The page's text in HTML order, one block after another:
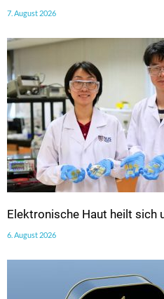
7. August 2026
Elektronische Haut heilt sich
6. August 2026